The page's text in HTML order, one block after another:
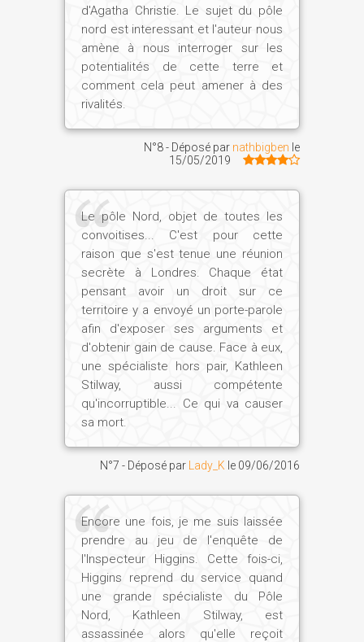
d'Agatha Christie. Le sujet du pôle
nord est interessant et l'auteur nous
amène à nous interroger sur les
potentialités de cette terre et
comment cela peut amener à des
rivalités.
N°8 - Déposé par nathbigben le
15/05/2019
Le pôle Nord, objet de toutes les
convoitises... C'est pour cette
raison que s'est tenue une réunion
secrète à Londres. Chaque état
pensant avoir un droit sur ce
territoire y a envoyé un porte-parole
afin d'exposer ses arguments et
d'obtenir gain de cause. Face à eux,
une spécialiste hors pair, Kathleen
Stilway, aussi compétente
qu'incorruptible... Ce qui va causer
sa mort.
N°7 - Déposé par Lady_K le 09/06/2016
Encore une fois, je me suis laissée
prendre au jeu de l'enquête de
l'Inspecteur Higgins. Cette fois-ci,
Higgins reprend du service quand
une grande spécialiste du Pôle
Nord, Kathleen Stilway, est
assassinée alors qu'elle reçoit